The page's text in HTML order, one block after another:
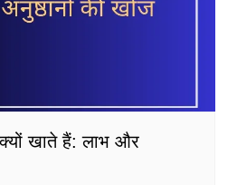
खाते हैं: लाभ और